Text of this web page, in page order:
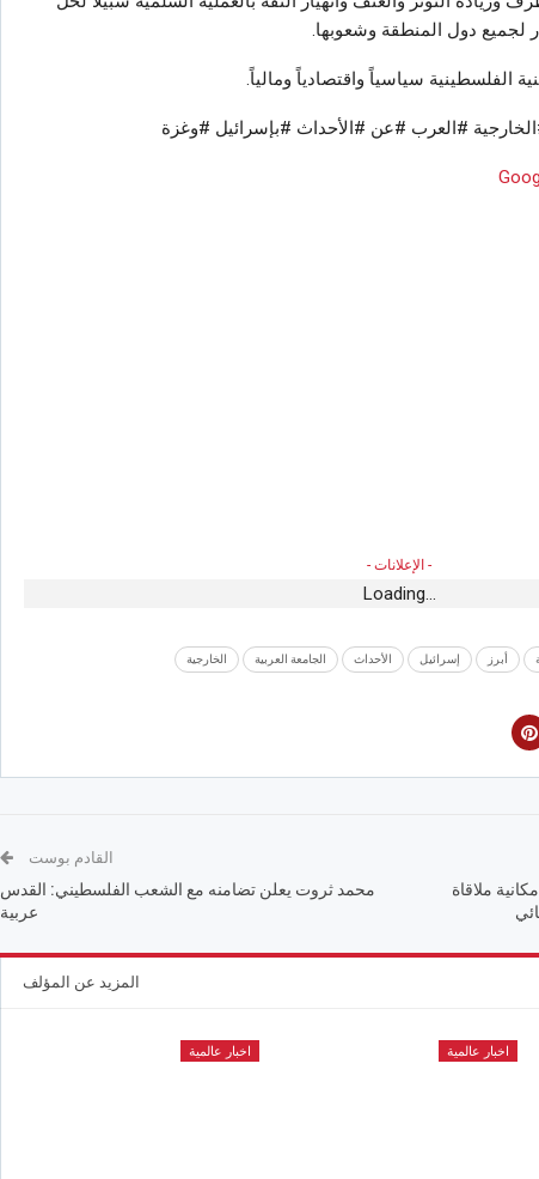
لجميع دول المنطقة وشعوبها.
سياسياً واقتصادياً ومالياً.
#العرب #عن #الأحداث #بإسرائيل #وغزة
- الإعلانات -
Loading...
أبرز إسرائيل الأحداث الجامعة العربية الخارجية
ملاقاة
القادم بوست
محمد ثروت يعلن تضامنه مع الشعب الفلسطيني: القدس
عربية
المزيد عن المؤلف
اخبار عالمية اخبار عالمية